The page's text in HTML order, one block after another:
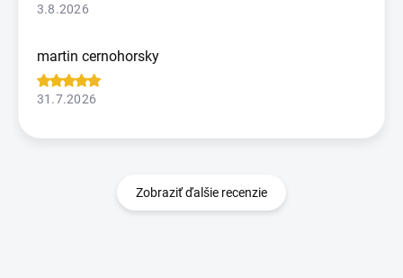
3.8.2026
martin cernohorsky
31.7.2026
Zobraziť ďalšie recenzie